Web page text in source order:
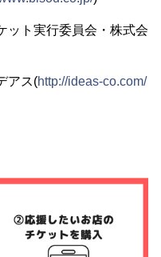
ット実行委員会・株式会
アス(http://ideas-co.com/